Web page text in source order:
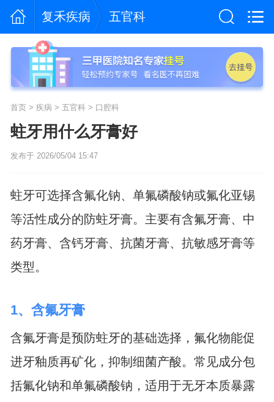
复禾疾病 五官科
首页> 疾病 > 五官科> 口腔科
蛀牙用什么牙膏好
发布于 2026/05/04 15:47
蛀牙可选择含氟化钠、单氟磷酸钠或氟化亚锡
等活性成分的防蛀牙膏。主要有含氟牙膏、中
药牙膏、含钙牙膏、抗菌牙膏、抗敏感牙膏等
类型。
1、含氟牙膏
含氟牙膏是预防蛀牙的基础选择，氟化物能促
进牙釉质再矿化，抑制细菌产酸。常见成分包
括氟化钠和单氟磷酸钠，适用于无牙本质暴露